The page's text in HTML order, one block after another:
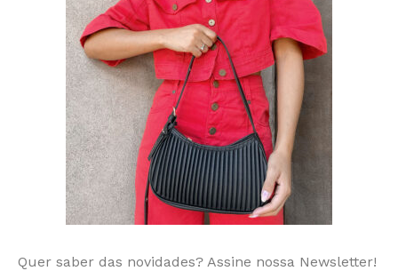
Quer saber das novidades? Assine nossa Newsletter!